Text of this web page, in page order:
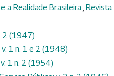
a Realidade Brasileira, Revista
2 (1947)
1 n. 1 e 2 (1948)
1 n. 2 (1954)